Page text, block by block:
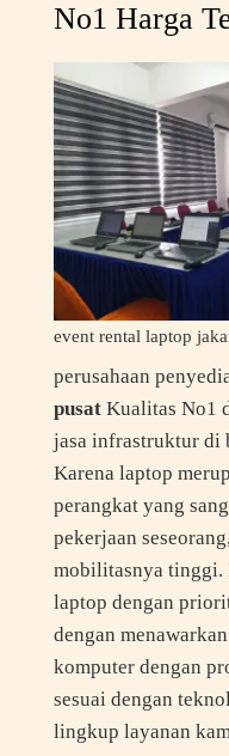
No1 Harga
event rental laptop
perusahaan
pusat Kualitas No1
jasa infrastruktur di
Karena laptop
perangkat yang
pekerjaan
mobilitasnya tinggi.
laptop dengan
dengan
komputer dengan
sesuai dengan
lingkup layanan